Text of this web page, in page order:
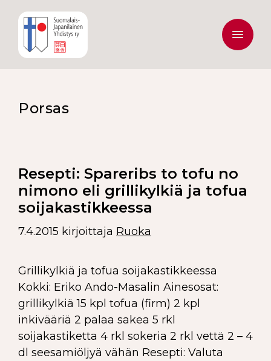
Porsas
Resepti: Spareribs to tofu no
nimono eli grillikylkiä ja tofua
soijakastikkeessa
7.4.2015 kirjoittaja Ruoka
Grillikylkiä ja tofua soijakastikkeessa
Kokki: Eriko Ando-Masalin Ainesosat:
grillikylkiä 15 kpl tofua (firm) 2 kpl
inkivääriä 2 palaa sakea 5 rkl
soijakastiketta 4 rkl sokeria 2 rkl vettä 2 – 4
dl seesamiöljyä vähän Resepti: Valuta